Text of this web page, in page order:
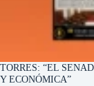
TORRES: “EL
Y ECONÓMICA”